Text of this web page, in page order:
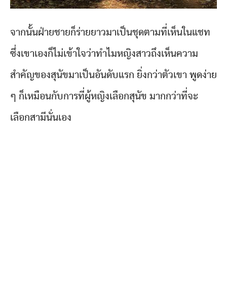
จากนั้นฝ่ายชายก็ร่ายยาวมาเป็นชุดตามที่เห็นในแชท
ซึ่งเขาเองก็ไม่เข้าใจว่าทำไมหญิงสาวถึงเห็นความ
สำคัญของสุนัขมาเป็นอันดับแรก ยิ่งกว่าตัวเขา พูดง่าย
ๆ ก็เหมือนกับการที่ผู้หญิงเลือกสุนัข มากกว่าที่จะ
เลือกสามีนั่นเอง